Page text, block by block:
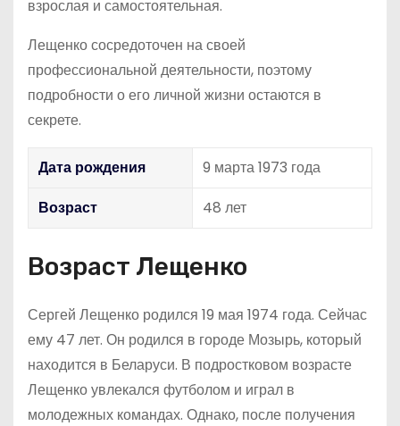
взрослая и самостоятельная.
Лещенко сосредоточен на своей
профессиональной деятельности, поэтому
подробности о его личной жизни остаются в
секрете.
Дата рождения
9 марта 1973 года
Возраст
48 лет
Возраст Лещенко
Сергей Лещенко родился 19 мая 1974 года. Сейчас
ему 47 лет. Он родился в городе Мозырь, который
находится в Беларуси. В подростковом возрасте
Лещенко увлекался футболом и играл в
молодежных командах. Однако, после получения